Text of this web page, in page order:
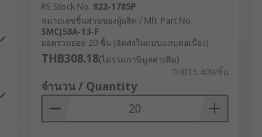
RS Stock No. 823-1785P
หมายเลขชิ้นส่วนของผู้ผลิต / Mfr. Part No.
SMCJ58A-13-F
ยอดรวมย่อย 20 ชิ้น (จัดส่งในแบบแถบต่อเนื่อง)
THB308.18(ไม่รวมภาษีมูลค่าเพิ่ม)
THB15.409/ชิ้น
จำนวน / Quantity